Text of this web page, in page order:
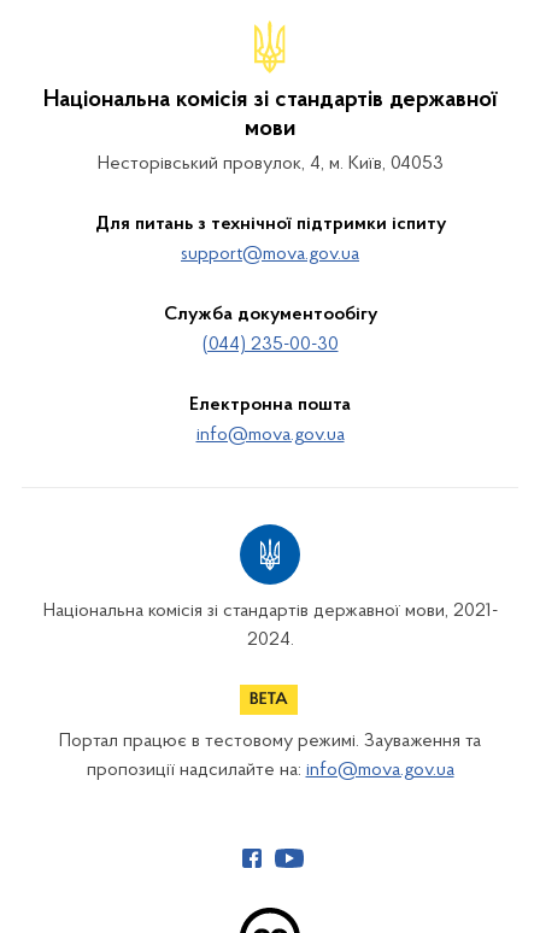
Національна комісія зі стандартів державної
мови
Несторівський провулок, 4, м. Київ, 04053
Для питань з технічної підтримки іспиту
support@mova.gov.ua
Служба документообігу
(044) 235-00-30
Електронна пошта
info@mova.gov.ua
Національна комісія зі стандартів державної мови, 2021-
2024.
Портал працює в тестовому режимі. Зауваження та
пропозиції надсилайте на: info@mova.gov.ua